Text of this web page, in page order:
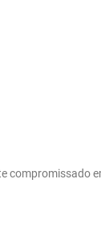
compromissado